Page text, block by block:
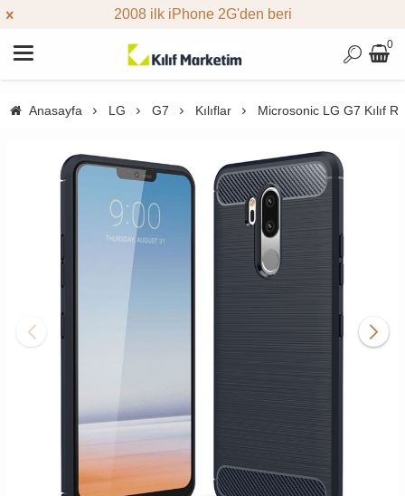
2008 ilk iPhone 2G'den beri
0
Anasayfa LG G7 Kılıflar Microsonic LG G7 Kılıf